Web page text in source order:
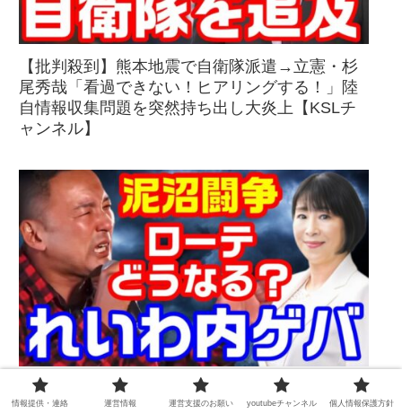
【批判殺到】熊本地震で自衛隊派遣→立憲・杉
尾秀哉「看過できない！ヒアリングする！」陸
自情報収集問題を突然持ち出し大炎上【KSLチ
ャンネル】
【内ゲバ】れいわローテーション廃止か存続
か？Zガンダム、エマ・シーン声優が激怒！無能
情報提供・連絡 運営情報 運営支援のお願い youtubeチャンネル 個人情報保護方針